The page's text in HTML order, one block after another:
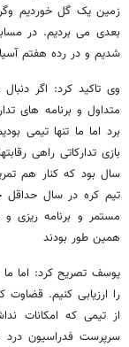
زمین یک گل خوردیم
بعدی می بردیم. در
شدیم و در رده هفتم آسیا
وی تاکید کرد: اگر
متداول و برنامه های
برد اما ما تنها تیمی
بازی تدارکاتی راهی
سال بود که کنار هم
تیم کره در سال حداقل
مستمر و برنامه ریزی
همین طور بودند
یوسف تصریح کرد: اما
را ارزیابی کنیم.
از تیمی که امکانات
سرپرست فدراسیون درد